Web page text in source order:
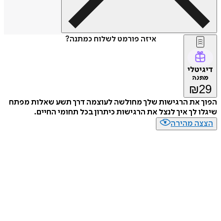
איזה פורמט לשלוח כמתנה?
₪
את הרגישות שלך מחולשה לעוצמה דרך תשע שאלות מפתח
לך איך לנצל את הרגישות כיתרון בכל תחומי החיים.
מהירה